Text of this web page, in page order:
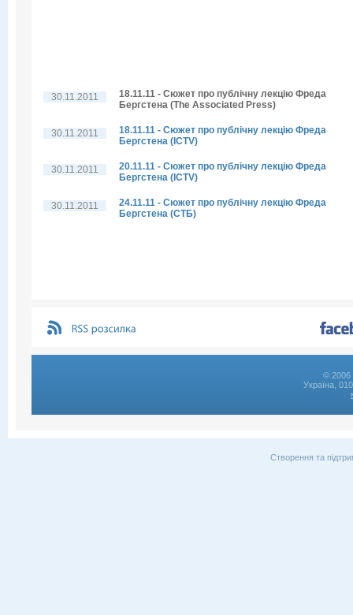
30.11.2011
18.11.11 - Сюжет про публічну лекцію Фреда
Бергстена (The Associated Press)
30.11.2011
18.11.11 - Сюжет про публічну лекцію Фреда
Бергстена (ICTV)
30.11.2011
20.11.11 - Сюжет про публічну лекцію Фреда
Бергстена (ICTV)
30.11.2011
24.11.11 - Сюжет про публічну лекцію Фреда
Бергстена (СТБ)
© 2006
Україна,
Створення та